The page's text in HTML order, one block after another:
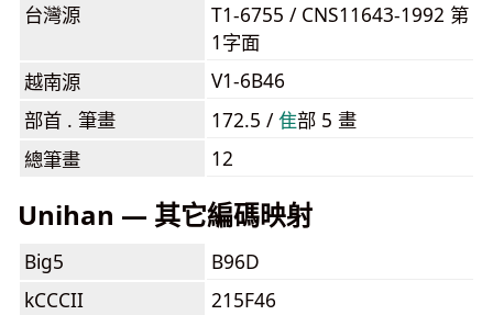
台灣源
T1-6755 / CNS11643-1992 第
1字面
越南源
V1-6B46
部首 . 筆畫
172.5 /⾫部 5 畫
總筆畫
12
Unihan — 其它編碼映射
Big5
B96D
kCCCII
215F46